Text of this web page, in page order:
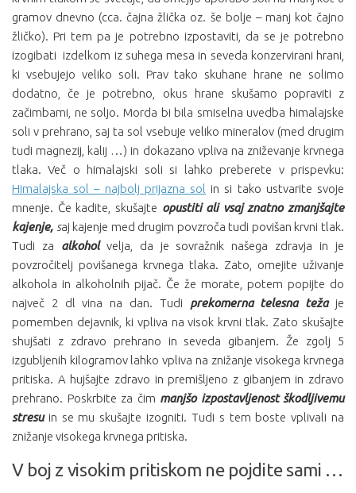
gramov dnevno (cca. čajna žlička oz. še bolje – manj kot čajno
žličko). Pri tem pa je potrebno izpostaviti, da se je potrebno
izogibati izdelkom iz suhega mesa in seveda konzervirani hrani,
ki vsebujejo veliko soli. Prav tako skuhane hrane ne solimo
dodatno, če je potrebno, okus hrane skušamo popraviti z
začimbami, ne soljo. Morda bi bila smiselna uvedba himalajske
soli v prehrano, saj ta sol vsebuje veliko mineralov (med drugim
tudi magnezij, kalij …) in dokazano vpliva na zniževanje krvnega
tlaka. Več o himalajski soli si lahko preberete v prispevku:
Himalajska sol – najbolj prijazna sol in si tako ustvarite svoje
mnenje. Če kadite, skušajte opustiti ali vsaj znatno zmanjšajte
kajenje, saj kajenje med drugim povzroča tudi povišan krvni tlak.
Tudi za alkoholvelja, da je sovražnik našega zdravja in je
povzročitelj povišanega krvnega tlaka. Zato, omejite uživanje
alkohola in alkoholnih pijač. Če že morate, potem popijte do
največ 2 dl vina na dan. Tudi prekomerna telesna težaje
pomemben dejavnik, ki vpliva na visok krvni tlak. Zato skušajte
shujšati z zdravo prehrano in seveda gibanjem. Že zgolj 5
izgubljenih kilogramov lahko vpliva na znižanje visokega krvnega
pritiska. A hujšajte zdravo in premišljeno z gibanjem in zdravo
prehrano. Poskrbite za čim manjšo izpostavljenost škodljivemu
stresu in se mu skušajte izogniti. Tudi s tem boste vplivali na
znižanje visokega krvnega pritiska.
V boj z visokim pritiskom ne pojdite sami …